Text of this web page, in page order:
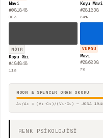
Mavi
#081848
38%
Koyu Mavi
#081838
24%
NÖTR
Koyu Gri
#484848
11%
VURGU
Mavi
#0868D8
7%
MOON & SPENCER ORAN SKORU
A₁/A₂ = (V₂·C₂)/(V₁·C₁) — JOSA
RENK PSİKOLOJİSİ